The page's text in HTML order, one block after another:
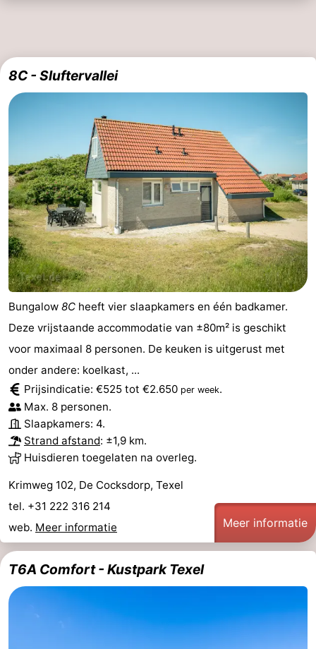
8C - Sluftervallei
Bungalow 8C heeft vier slaapkamers en één badkamer.
Deze vrijstaande accommodatie van ±80m² is geschikt
voor maximaal 8 personen. De keuken is uitgerust met
onder andere: koelkast, ...
Prijsindicatie: €525 tot €2.650 per week.
Max. 8 personen.
Slaapkamers: 4.
Strand afstand: ±1,9 km.
Huisdieren toegelaten na overleg.
Krimweg 102, De Cocksdorp, Texel
tel. +31 222 316 214
web. Meer informatie Meer informatie
T6A Comfort - Kustpark Texel